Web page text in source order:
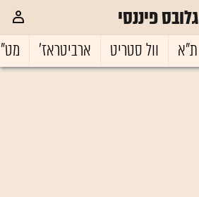
גלובס פיננסי
ת"א וול סטריט ארביטראז'